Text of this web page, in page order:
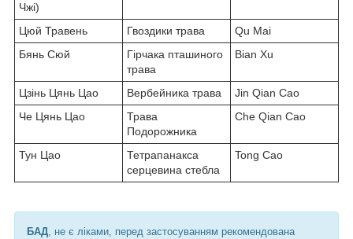
Чжі)
Цюй Травень Гвоздики трава
Qu Mai
Бянь Сюй
Гірчака пташиного
трава
Bian Xu
Цзінь Цянь Цао Вербейника трава
Jin Qian Cao
Че Цянь Цао
Трава
Подорожника
Che Qian Cao
Тун Цао
Тетрапанакса
серцевина стебла
Tong Cao
БАД, не є ліками, перед застосуванням рекомендована